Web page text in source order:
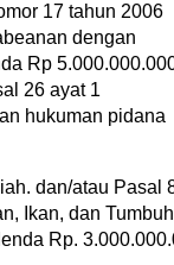
17 tahun 2006
dengan
Rp
26 ayat 1
hukuman pidana
dan/atau Pasal
Ikan, dan
Rp.